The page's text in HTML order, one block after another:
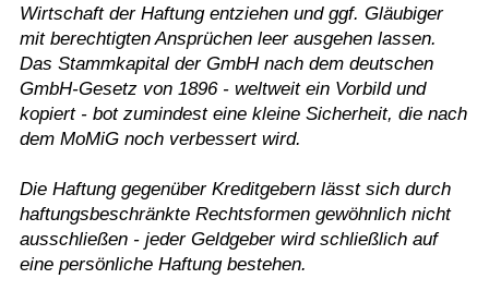
Wirtschaft der Haftung entziehen und ggf. Gläubiger
mit berechtigten Ansprüchen leer ausgehen lassen.
Das Stammkapital der GmbH nach dem deutschen
GmbH-Gesetz von 1896 - weltweit ein Vorbild und
kopiert - bot zumindest eine kleine Sicherheit, die nach
dem MoMiG noch verbessert wird.
Die Haftung gegenüber Kreditgebern lässt sich durch
haftungsbeschränkte Rechtsformen gewöhnlich nicht
ausschließen - jeder Geldgeber wird schließlich auf
eine persönliche Haftung bestehen.